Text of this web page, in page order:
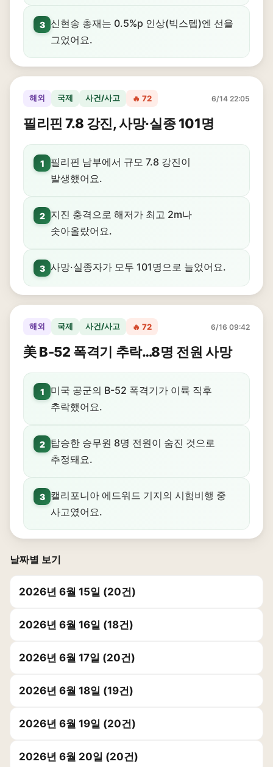
3
신현송 총재는 0.5%p 인상(빅스텝)엔 선을
그었어요.
해외 국제 사건/사고 🔥 72 6/14 22:05
필리핀 7.8 강진, 사망·실종 101명
1
필리핀 남부에서 규모 7.8 강진이
발생했어요.
2
지진 충격으로 해저가 최고 2m나
솟아올랐어요.
3 사망·실종자가 모두 101명으로 늘었어요.
해외 국제 사건/사고 🔥 72 6/16 09:42
美 B-52 폭격기 추락…8명 전원 사망
1
미국 공군의 B-52 폭격기가 이륙 직후
추락했어요.
2
탑승한 승무원 8명 전원이 숨진 것으로
추정돼요.
3
캘리포니아 에드워드 기지의 시험비행 중
사고였어요.
날짜별 보기
2026년 6월 15일 (20건)
2026년 6월 16일 (18건)
2026년 6월 17일 (20건)
2026년 6월 18일 (19건)
2026년 6월 19일 (20건)
2026년 6월 20일 (20건)